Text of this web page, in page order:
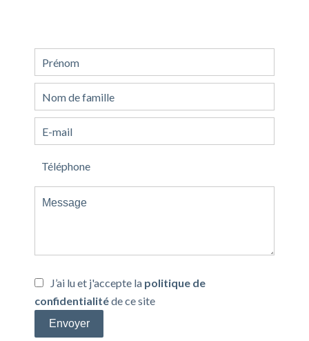
J’ai lu et j'accepte la politique de
confidentialitéde ce site
Envoyer